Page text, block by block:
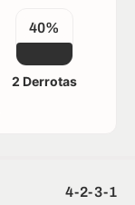
40%
2 Derrotas
4-2-3-1